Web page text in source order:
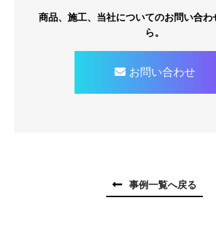
商品、施工、当社についてのお問い合わ
ら。
お問い合わせ
事例一覧へ戻る